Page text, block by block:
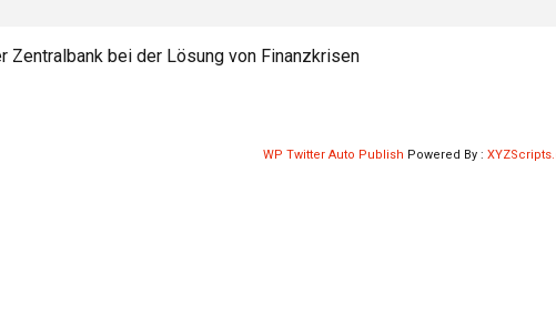
bei der Lösung von Finanzkrisen
WP Twitter Auto Publish Powered By :